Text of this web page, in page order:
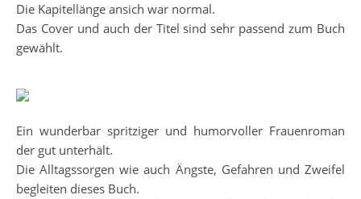
Die Kapitellänge ansich war normal.
Das Cover und auch der Titel sind sehr passend zum Buch
gewählt.
Ein wunderbar spritziger und humorvoller Frauenroman
der gut unterhält.
Die Alltagssorgen wie auch Ängste, Gefahren und Zweifel
begleiten dieses Buch.